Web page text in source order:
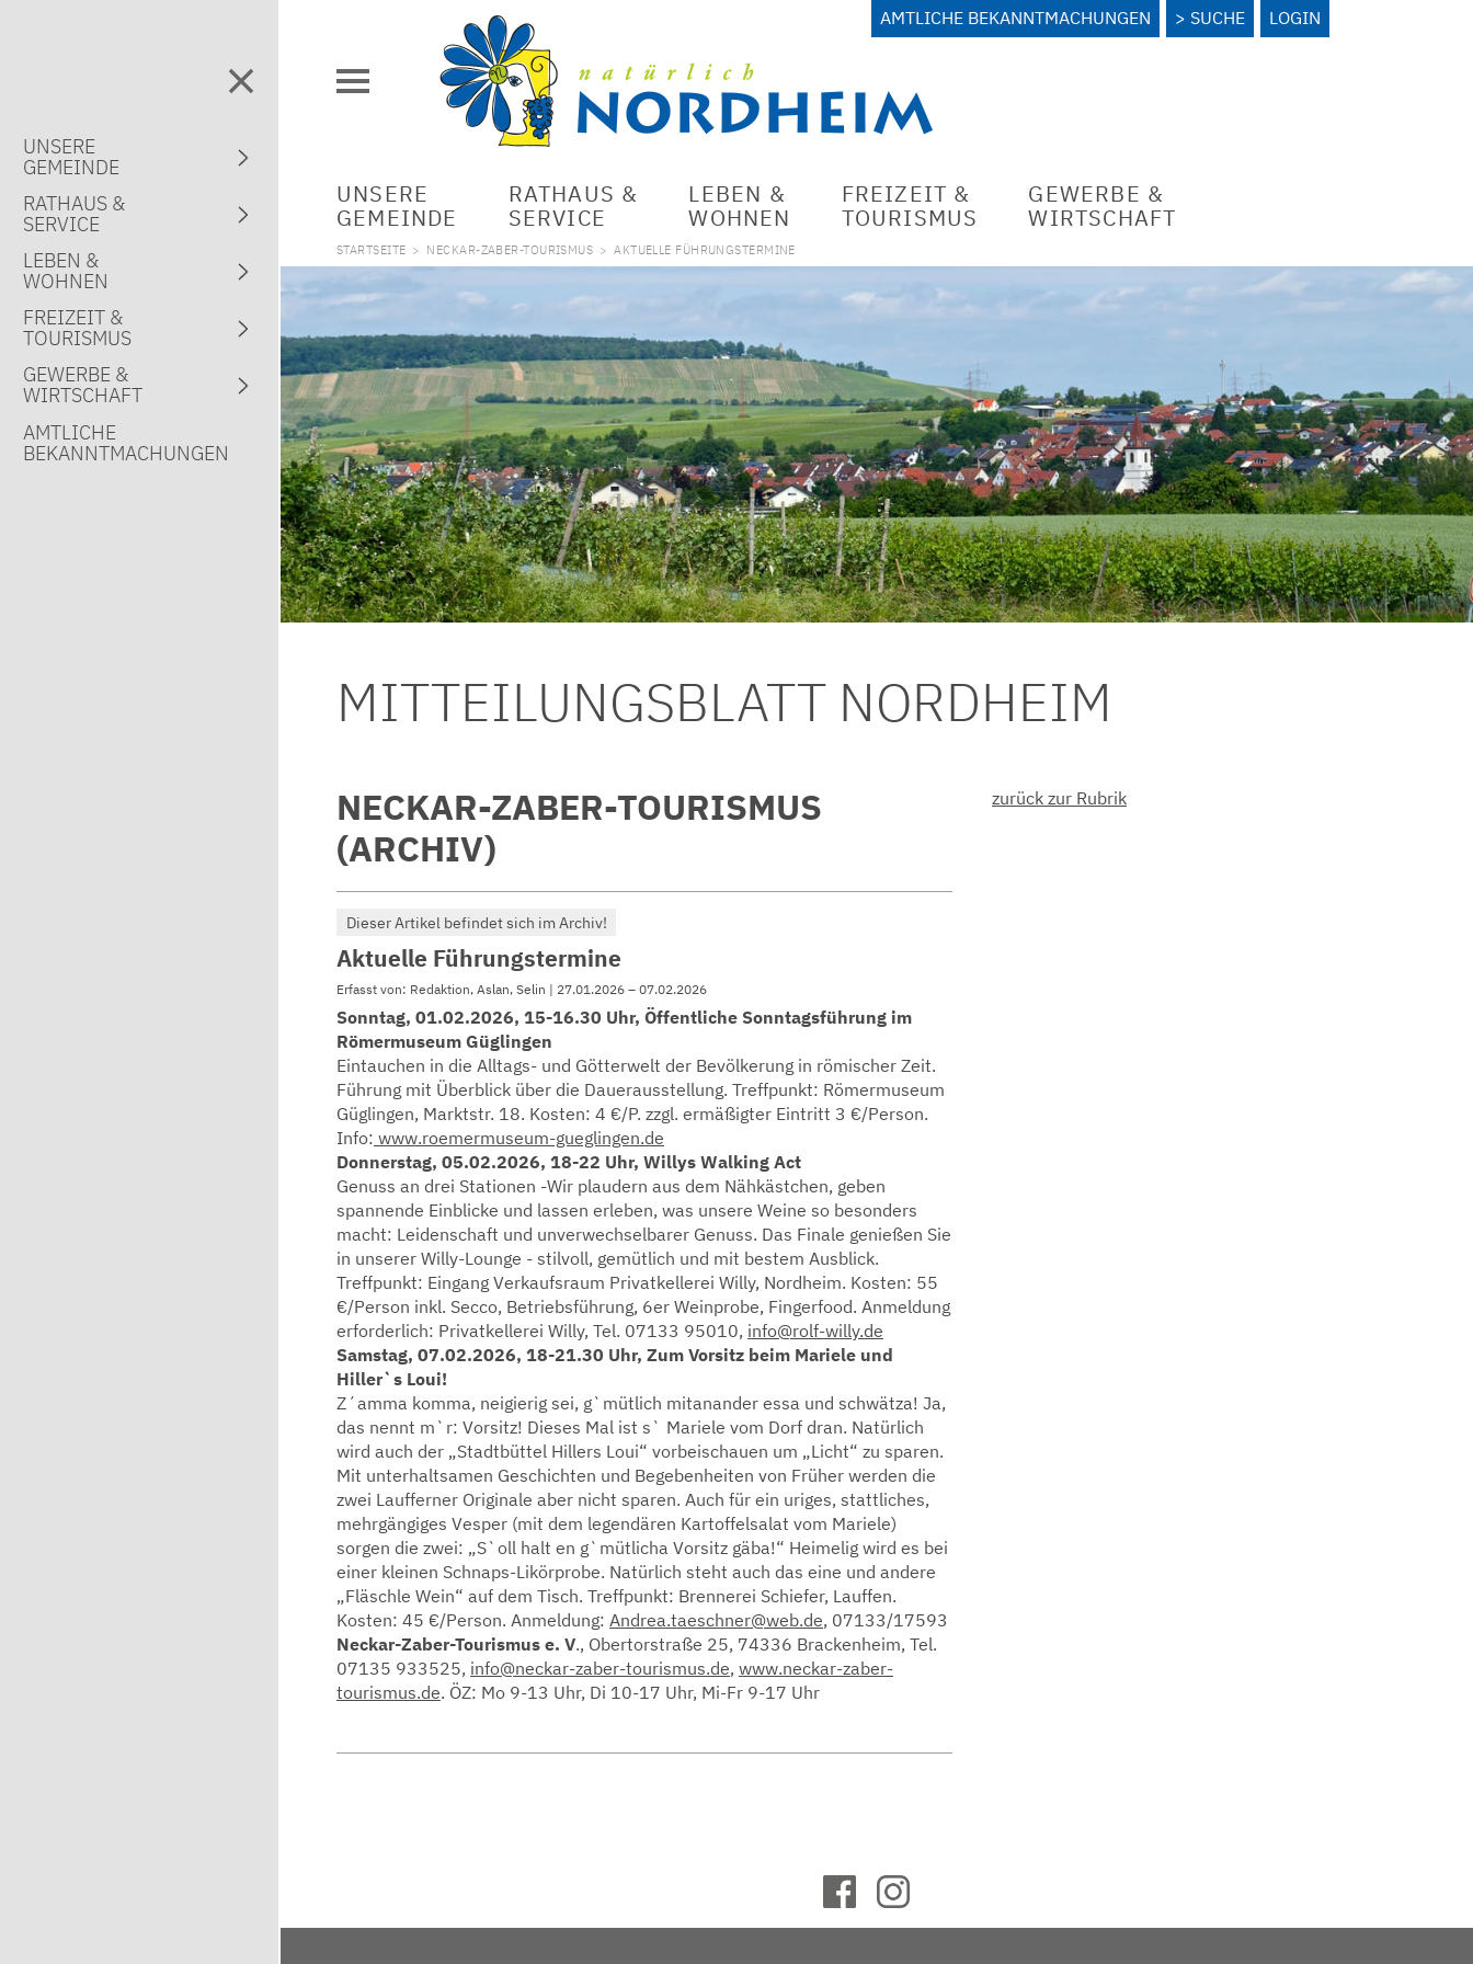
AMTLICHE BEKANNTMACHUNGEN SUCHE LOGIN
UNSERE
GEMEINDE
RATHAUS &
SERVICE
LEBEN &
WOHNEN
FREIZEIT &
TOURISMUS
GEWERBE &
WIRTSCHAFT
STARTSEITE > NECKAR-ZABER-TOURISMUS > AKTUELLE FÜHRUNGSTERMINE
MITTEILUNGSBLATT NORDHEIM
NECKAR-ZABER-TOURISMUS
(ARCHIV)
Dieser Artikel befindet sich im Archiv!
Aktuelle Führungstermine
Erfasst von: Redaktion, Aslan, Selin | 27.01.2026 – 07.02.2026
Sonntag, 01.02.2026, 15-16.30 Uhr, Öffentliche Sonntagsführung im
Römermuseum Güglingen
Eintauchen in die Alltags- und Götterwelt der Bevölkerung in römischer Zeit.
Führung mit Überblick über die Dauerausstellung. Treffpunkt: Römermuseum
Güglingen, Marktstr. 18. Kosten: 4 €/P. zzgl. ermäßigter Eintritt 3 €/Person.
Info: www.roemermuseum-gueglingen.de
Donnerstag, 05.02.2026, 18-22 Uhr, Willys Walking Act
Genuss an drei Stationen -Wir plaudern aus dem Nähkästchen, geben
spannende Einblicke und lassen erleben, was unsere Weine so besonders
macht: Leidenschaft und unverwechselbarer Genuss. Das Finale genießen Sie
in unserer Willy-Lounge - stilvoll, gemütlich und mit bestem Ausblick.
Treffpunkt: Eingang Verkaufsraum Privatkellerei Willy, Nordheim. Kosten: 55
€/Person inkl. Secco, Betriebsführung, 6er Weinprobe, Fingerfood. Anmeldung
erforderlich: Privatkellerei Willy, Tel. 07133 95010, info@rolf-willy.de
Samstag, 07.02.2026, 18-21.30 Uhr, Zum Vorsitz beim Mariele und
Hiller`s Loui!
Z´amma komma, neigierig sei, g`mütlich mitanander essa und schwätza! Ja,
das nennt m`r: Vorsitz! Dieses Mal ist s` Mariele vom Dorf dran. Natürlich
wird auch der „Stadtbüttel Hillers Loui“ vorbeischauen um „Licht“ zu sparen.
Mit unterhaltsamen Geschichten und Begebenheiten von Früher werden die
zwei Laufferner Originale aber nicht sparen. Auch für ein uriges, stattliches,
mehrgängiges Vesper (mit dem legendären Kartoffelsalat vom Mariele)
sorgen die zwei: „S`oll halt en g`mütlicha Vorsitz gäba!“ Heimelig wird es bei
einer kleinen Schnaps-Likörprobe. Natürlich steht auch das eine und andere
„Fläschle Wein“ auf dem Tisch. Treffpunkt: Brennerei Schiefer, Lauffen.
Kosten: 45 €/Person. Anmeldung: Andrea.taeschner@web.de, 07133/17593
Neckar-Zaber-Tourismus e. V., Obertorstraße 25, 74336 Brackenheim, Tel.
07135 933525, info@neckar-zaber-tourismus.de, www.neckar-zaber-
tourismus.de. ÖZ: Mo 9-13 Uhr, Di 10-17 Uhr, Mi-Fr 9-17 Uhr
zurück zur Rubrik
UNSERE
GEMEINDE
RATHAUS &
SERVICE
LEBEN &
WOHNEN
FREIZEIT &
TOURISMUS
GEWERBE &
WIRTSCHAFT
AMTLICHE
BEKANNTMACHUNGEN